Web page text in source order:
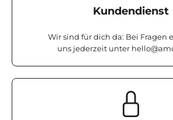
Kundendienst
Wir sind für dich da: Bei Fragen
uns jederzeit unter